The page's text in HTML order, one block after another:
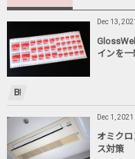
Dec 13, 2021
インを一
Dec 1, 2021
オミク
ス対策